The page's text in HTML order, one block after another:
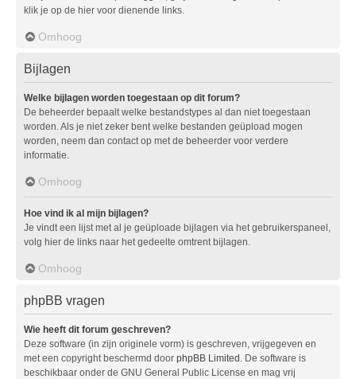
klik je op de hier voor dienende links.
Omhoog
Bijlagen
Welke bijlagen worden toegestaan op dit forum?
De beheerder bepaalt welke bestandstypes al dan niet toegestaan
worden. Als je niet zeker bent welke bestanden geüpload mogen
worden, neem dan contact op met de beheerder voor verdere
informatie.
Omhoog
Hoe vind ik al mijn bijlagen?
Je vindt een lijst met al je geüploade bijlagen via het gebruikerspaneel,
volg hier de links naar het gedeelte omtrent bijlagen.
Omhoog
phpBB vragen
Wie heeft dit forum geschreven?
Deze software (in zijn originele vorm) is geschreven, vrijgegeven en
met een copyright beschermd door phpBB Limited . De software is
beschikbaar onder de GNU General Public License en mag vrij